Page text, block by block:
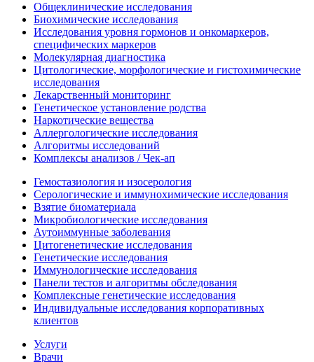
Общеклинические исследования
Биохимические исследования
Исследования уровня гормонов и онкомаркеров,
специфических маркеров
Молекулярная диагностика
Цитологические, морфологические и гистохимические
исследования
Лекарственный мониторинг
Генетическое установление родства
Наркотические вещества
Аллергологические исследования
Алгоритмы исследований
Комплексы анализов / Чек-ап
Гемостазиология и изосерология
Серологические и иммунохимические исследования
Взятие биоматериала
Микробиологические исследования
Аутоиммунные заболевания
Цитогенетические исследования
Генетические исследования
Иммунологические исследования
Панели тестов и алгоритмы обследования
Комплексные генетические исследования
Индивидуальные исследования корпоративных
клиентов
Услуги
Врачи